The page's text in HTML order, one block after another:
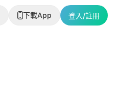
下載App 登入/註冊